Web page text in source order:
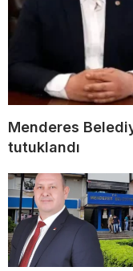
Menderes
tutuklandı